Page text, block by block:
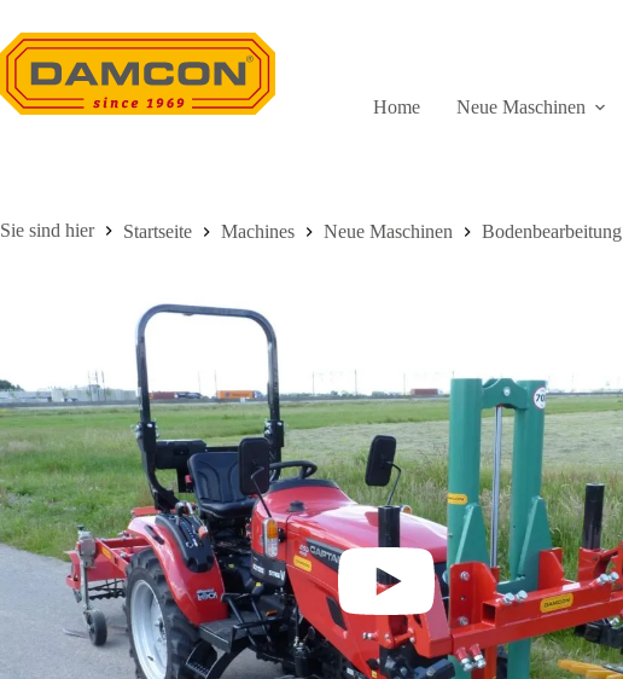
Inhalt
springen
Home Neue Maschinen
Startseite Machines Neue Maschinen Bodenbearbeitung